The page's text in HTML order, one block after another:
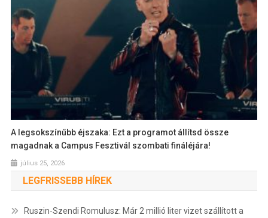
A legsokszínűbb éjszaka: Ezt a programot állítsd össze
magadnak a Campus Fesztivál szombati fináléjára!
július 25, 2026
LEGFRISSEBB HÍREK
Ruszin-Szendi Romulusz: Már 2 millió liter vizet szállított a